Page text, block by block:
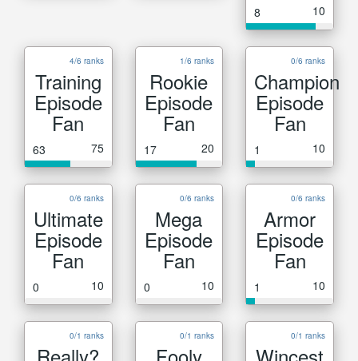
8 10
4/6 ranks
Training
Episode
Fan
63 75
1/6 ranks
Rookie
Episode
Fan
17 20
0/6 ranks
Champion
Episode
Fan
1 10
0/6 ranks
Ultimate
Episode
Fan
0 10
0/6 ranks
Mega
Episode
Fan
0 10
0/6 ranks
Armor
Episode
Fan
1 10
0/1 ranks 0/1 ranks 0/1 ranks